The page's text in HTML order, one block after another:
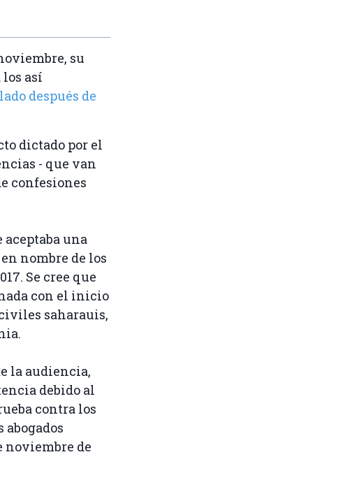
su
así
después de
dictado por el
- que van
confesiones
una
nombre de los
Se cree que
con el inicio
saharauis,
la audiencia,
debido al
contra los
noviembre de